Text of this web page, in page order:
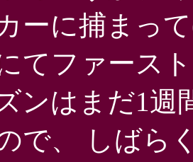
ーに捕まっ
てファース
ンはまだ1週
で、 しばら